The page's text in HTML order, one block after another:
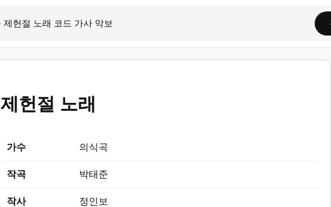
제헌절 노래
가수 의식곡
작곡 박태준
작사 정인보